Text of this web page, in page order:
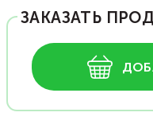
ЗАКАЗАТЬ